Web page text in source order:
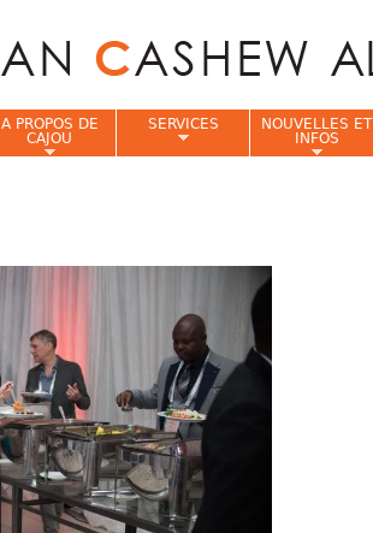
A PROPOS DE
CAJOU
SERVICES
NOUVELLES ET
INFOS